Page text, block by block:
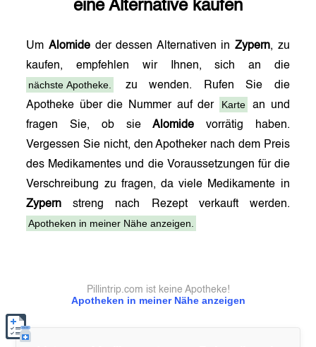
eine Alternative kaufen
UmAlomide der dessen Alternativen inZypern, zu
kaufen, empfehlen wir Ihnen, sich an die
nächste Apotheke.
zu wenden. Rufen Sie die
Apotheke über die Nummer auf der
Karte
an und
fragen Sie, ob sieAlomide vorrätig haben.
Vergessen Sie nicht, den Apotheker nach dem Preis
des Medikamentes und die Voraussetzungen für die
Verschreibung zu fragen, da viele Medikamente in
Zypern streng nach Rezept verkauft werden.
Apotheken in meiner Nähe anzeigen.
Apotheken in meiner Nähe anzeigen
Pillintrip.com ist keine Apotheke!